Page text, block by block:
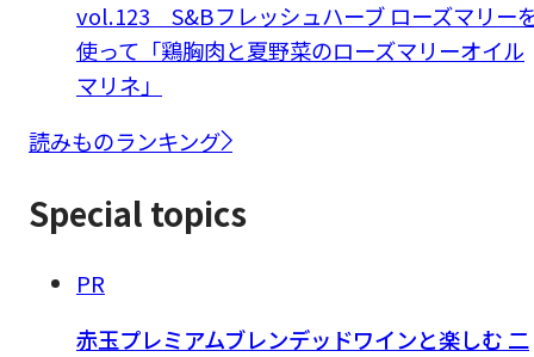
vol.123 S&Bフレッシュハーブ ローズマリー
使って「鶏胸肉と夏野菜のローズマリーオイル
マリネ」
読みものランキング
Special topics
PR
赤玉プレミアムブレンデッドワインと楽しむ 二